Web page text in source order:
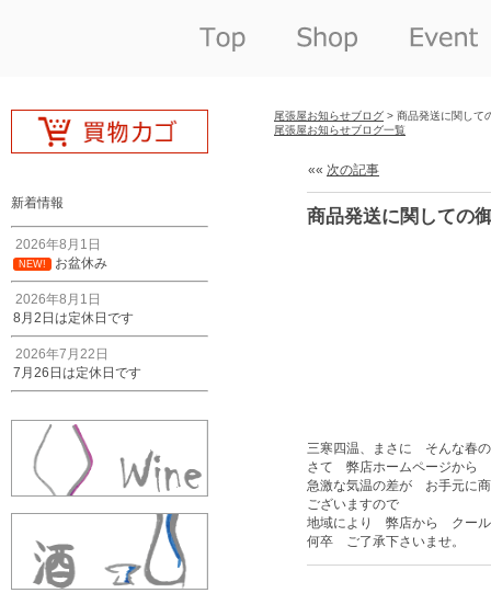
新着情報
2026年8月1日
NEW! お盆休み
2026年8月1日
8月2日は定休日です
2026年7月22日
7月26日は定休日です
尾張屋お知らせブログ > 商品発送に関して
尾張屋お知らせブログ一覧
«« 次の記事
商品発送に関しての
三寒四温、まさに そんな春
さて 弊店ホームページから
急激な気温の差が お手元に
ございますので
地域により 弊店から クール
何卒 ご了承下さいませ。